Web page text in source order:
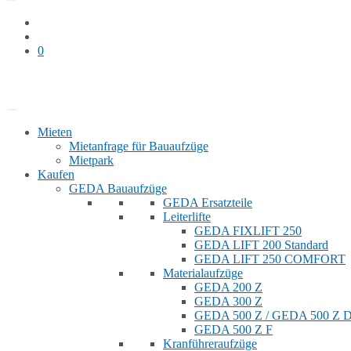
0
Mieten
Mietanfrage für Bauaufzüge
Mietpark
Kaufen
GEDA Bauaufzüge
GEDA Ersatzteile
Leiterlifte
GEDA FIXLIFT 250
GEDA LIFT 200 Standard
GEDA LIFT 250 COMFORT
Materialaufzüge
GEDA 200 Z
GEDA 300 Z
GEDA 500 Z / GEDA 500 Z
GEDA 500 Z F
Kranführeraufzüge